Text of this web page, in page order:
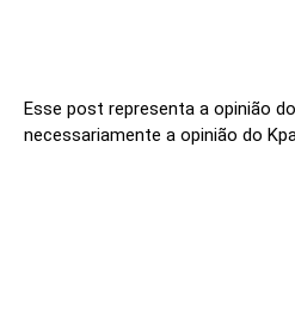
Esse post representa a opinião
necessariamente a opinião do